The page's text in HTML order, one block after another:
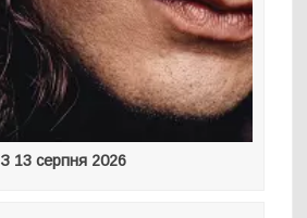
З 13 серпня 2026